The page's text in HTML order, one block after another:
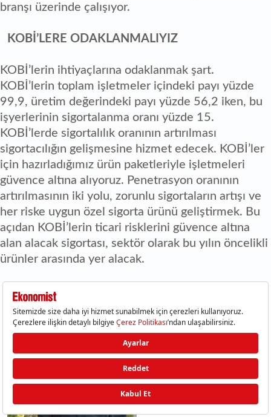
branşı üzerinde çalışıyor.
KOBİ’LERE ODAKLANMALIYIZ
KOBİ’lerin ihtiyaçlarına odaklanmak şart.
KOBİ’lerin toplam işletmeler içindeki payı yüzde
99,9, üretim değerindeki payı yüzde 56,2 iken, bu
işyerlerinin sigortalanma oranı yüzde 15.
KOBİ’lerde sigortalılık oranının artırılması
sigortacılığın gelişmesine hizmet edecek. KOBİ’ler
için hazırladığımız ürün paketleriyle işletmeleri
güvence altına alıyoruz. Penetrasyon oranının
artırılmasının iki yolu, zorunlu sigortaların artışı ve
her riske uygun özel sigorta ürünü geliştirmek. Bu
açıdan KOBİ’lerin ticari risklerini güvence altına
alan alacak sigortası, sektör olarak bu yılın öncelikli
ürünler arasında yer alacak.
YAVUZ ÖLKEN AXA